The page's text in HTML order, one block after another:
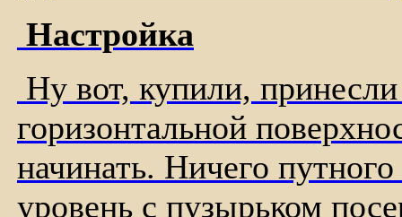
Настройка
Ну вот, купили,
горизонтальной
начинать. Ничего
уровень с пузырьком